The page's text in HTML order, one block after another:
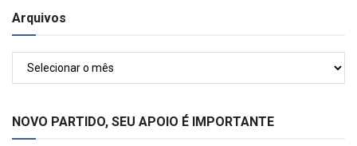
Arquivos
NOVO PARTIDO, SEU APOIO É IMPORTANTE